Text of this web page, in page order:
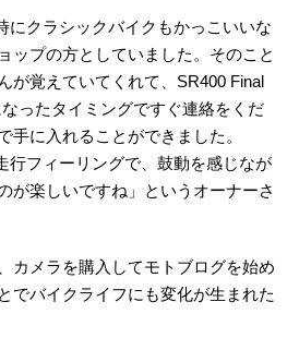
にクラシックバイクもかっこいいな
ップの方としていました。そのこと
が覚えていてくれて、SR400 Final
ったタイミングですぐ連絡をくだ
手に入れることができました。
行フィーリングで、鼓動を感じなが
が楽しいですね」というオーナーさ
カメラを購入してモトブログを始め
でバイクライフにも変化が生まれた